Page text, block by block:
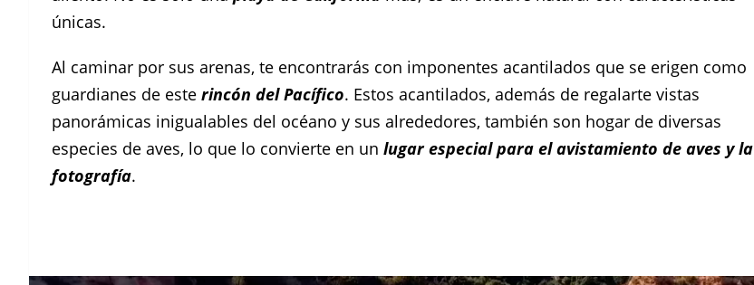
únicas.
Al caminar por sus arenas, te encontrarás con imponentes acantilados que se erigen como
guardianes de este rincón del Pacífico. Estos acantilados, además de regalarte vistas
panorámicas inigualables del océano y sus alrededores, también son hogar de diversas
especies de aves, lo que lo convierte en un lugar especial para el avistamiento de aves y la
fotografía.